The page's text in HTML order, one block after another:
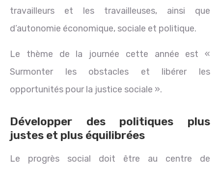
travailleurs et les travailleuses, ainsi que
d’autonomie économique, sociale et politique.
Le thème de la journée cette année est «
Surmonter les obstacles et libérer les
opportunités pour la justice sociale ».
Développer des politiques plus
justes et plus équilibrées
Le progrès social doit être au centre de